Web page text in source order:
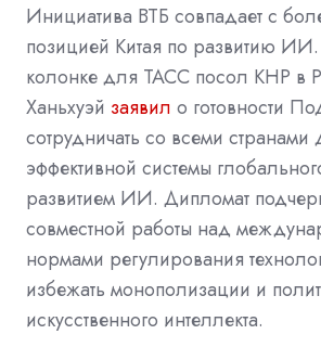
Инициатива ВТБ совпадает с
позицией Китая по развитию
колонке для ТАСС посол КНР в
Ханьхуэй заявил о готовности
сотрудничать со всеми
эффективной системы
развитием ИИ. Дипломат
совместной работы над
нормами регулирования
избежать монополизации и
искусственного интеллекта.